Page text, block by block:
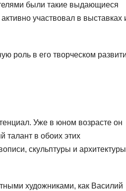
были такие выдающиеся
участвовал в выставках
роль в его творческом
Уже в юном возрасте он
талант в обоих этих
скульптуры и
художниками, как Василий